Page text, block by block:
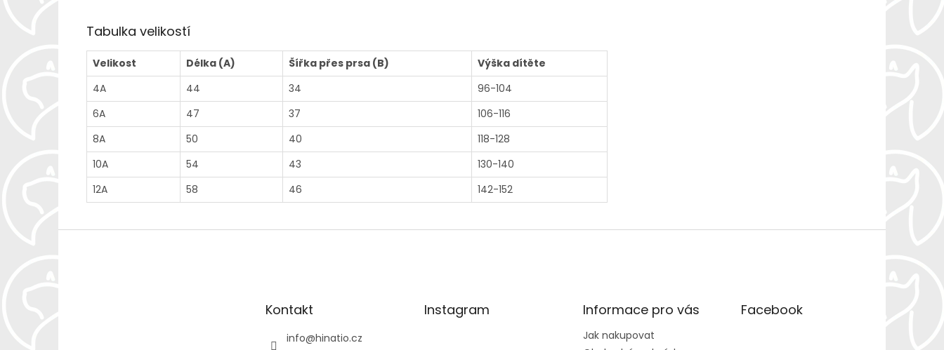
Tabulka velikostí
Velikost Délka (A) Šířka přes prsa (B)
Výška dítěte
4A
44 34
96-104
6A
47 37
106-116
8A
50 40
118-128
10A
54 43
130-140
12A
58 46 142-152
Kontakt
info@hinatio.cz
Instagram Informace pro vás
Jak nakupovat
Facebook